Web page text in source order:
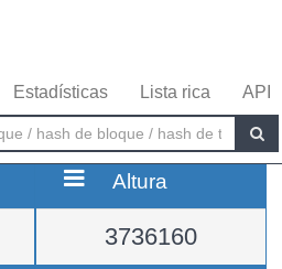
Estadísticas Lista rica API
Altura
3736160